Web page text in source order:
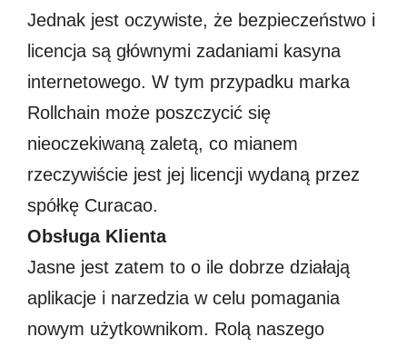
Jednak jest oczywiste, że bezpieczeństwo i
licencja są głównymi zadaniami kasyna
internetowego. W tym przypadku marka
Rollchain może poszczycić się
nieoczekiwaną zaletą, co mianem
rzeczywiście jest jej licencji wydaną przez
spółkę Curacao.
Obsługa Klienta
Jasne jest zatem to o ile dobrze działają
aplikacje i narzedzia w celu pomagania
nowym użytkownikom. Rolą naszego